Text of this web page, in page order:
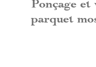
Ponçage
parquet